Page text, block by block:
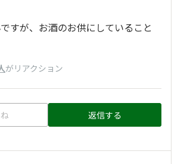
すが、お酒のお供にしていること
がリアクション
返信する